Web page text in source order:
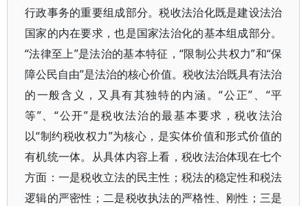
行政事务的重要组成部分。税收法治化既是建设法治
国家的内在要求，也是国家法治化的基本组成部分。
“法律至上”是法治的基本特征，“限制公共权力”和“保
障公民自由”是法治的核心价值。税收法治既具有法治
的一般含义，又具有其独特的内涵。“公正”、“平
等”、“公开”是税收法治的最基本要求，税收法治
以“制约税收权力”为核心，是实体价值和形式价值的
有机统一体。从具体内容上看，税收法治体现在七个
方面：一是税收立法的民主性；税法的稳定性和税法
逻辑的严密性；二是税收执法的严格性、刚性；三是